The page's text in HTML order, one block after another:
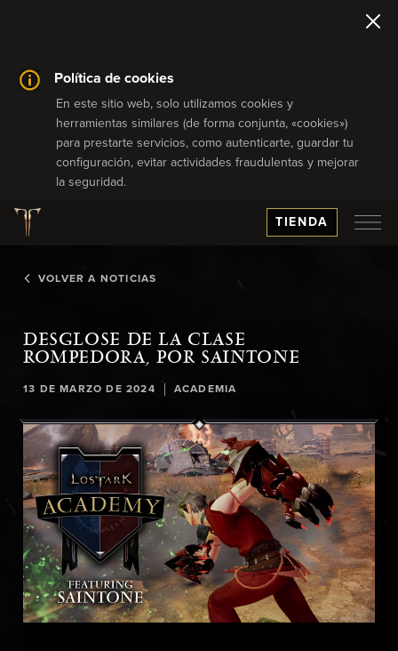
Política de cookies
En este sitio web, solo utilizamos cookies y
herramientas similares (de forma conjunta, «cookies»)
para prestarte servicios, como autenticarte, guardar tu
configuración, evitar actividades fraudulentas y mejorar
la seguridad.
TIENDA
VOLVER A NOTICIAS
DESGLOSE DE LA CLASE
ROMPEDORA, POR SAINTONE
13 DE MARZO DE 2024 | ACADEMIA